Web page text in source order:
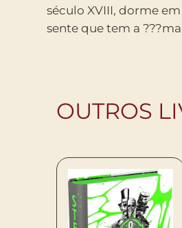
século XVIII, dorme
sente que tem a
OUTROS